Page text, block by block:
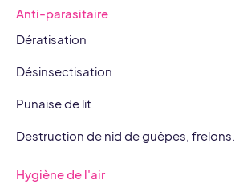
Anti-parasitaire
Dératisation
Désinsectisation
Punaise de lit
Destruction de nid de guêpes, frelons...
Hygiène de l'air